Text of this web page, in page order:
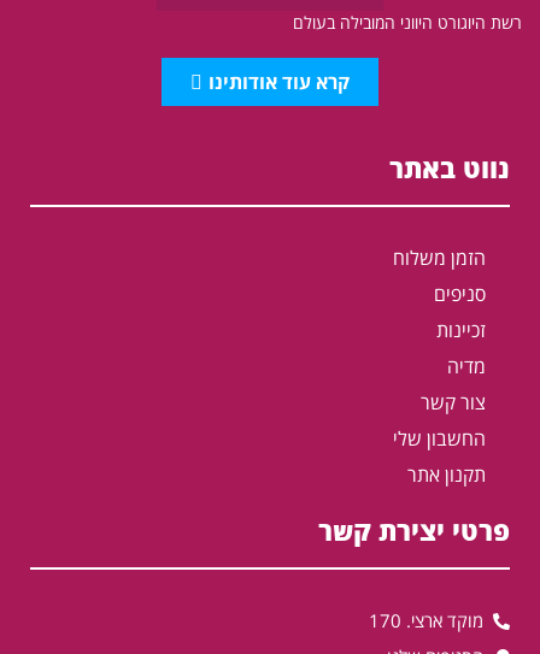
רשת היוגורט היווני המובילה בעולם
קרא עוד אודותינו
נווט באתר
הזמן משלוח
סניפים
זכיינות
מדיה
צור קשר
החשבון שלי
תקנון אתר
פרטי יצירת קשר
מוקד ארצי. 170